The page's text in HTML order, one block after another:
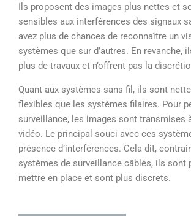
Ils proposent des images plus nettes et
sensibles aux interférences des signaux
avez plus de chances de reconnaître un
systèmes que sur d’autres. En revanche,
plus de travaux et n’offrent pas la
Quant aux systèmes sans fil, ils sont
flexibles que les systèmes filaires. Pour
surveillance, les images sont transmises
vidéo. Le principal souci avec ces
présence d’interférences. Cela dit,
systèmes de surveillance câblés, ils sont
mettre en place et sont plus discrets.